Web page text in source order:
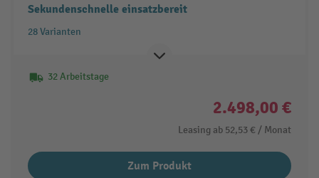
Sekundenschnelle einsatzbereit
28 Varianten
32 Arbeitstage
2.498,00 €
Leasing ab 52,53 € / Monat
Zum Produkt